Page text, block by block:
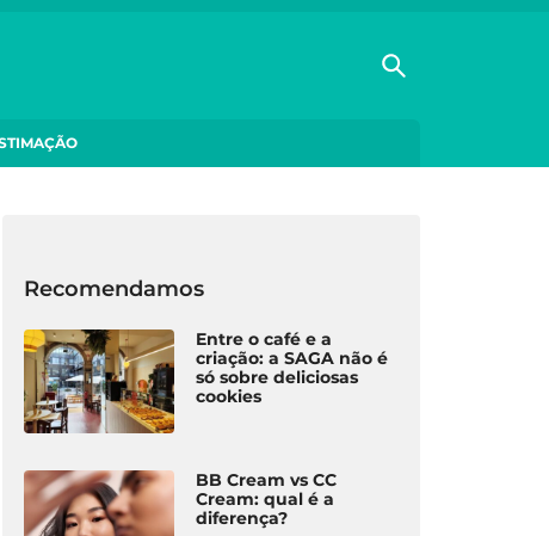
Recomendamos
Entre o café e a
criação: a SAGA não é
só sobre deliciosas
cookies
BB Cream vs CC
Cream: qual é a
diferença?